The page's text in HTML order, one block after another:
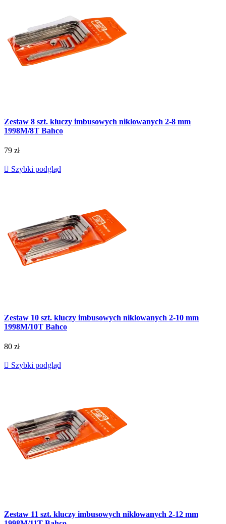
Zestaw 8 szt. kluczy imbusowych niklowanych 2-8 mm
1998M/8T Bahco
79 zł
 Szybki podgląd
Zestaw 10 szt. kluczy imbusowych niklowanych 2-10 mm
1998M/10T Bahco
80 zł
 Szybki podgląd
Zestaw 11 szt. kluczy imbusowych niklowanych 2-12 mm